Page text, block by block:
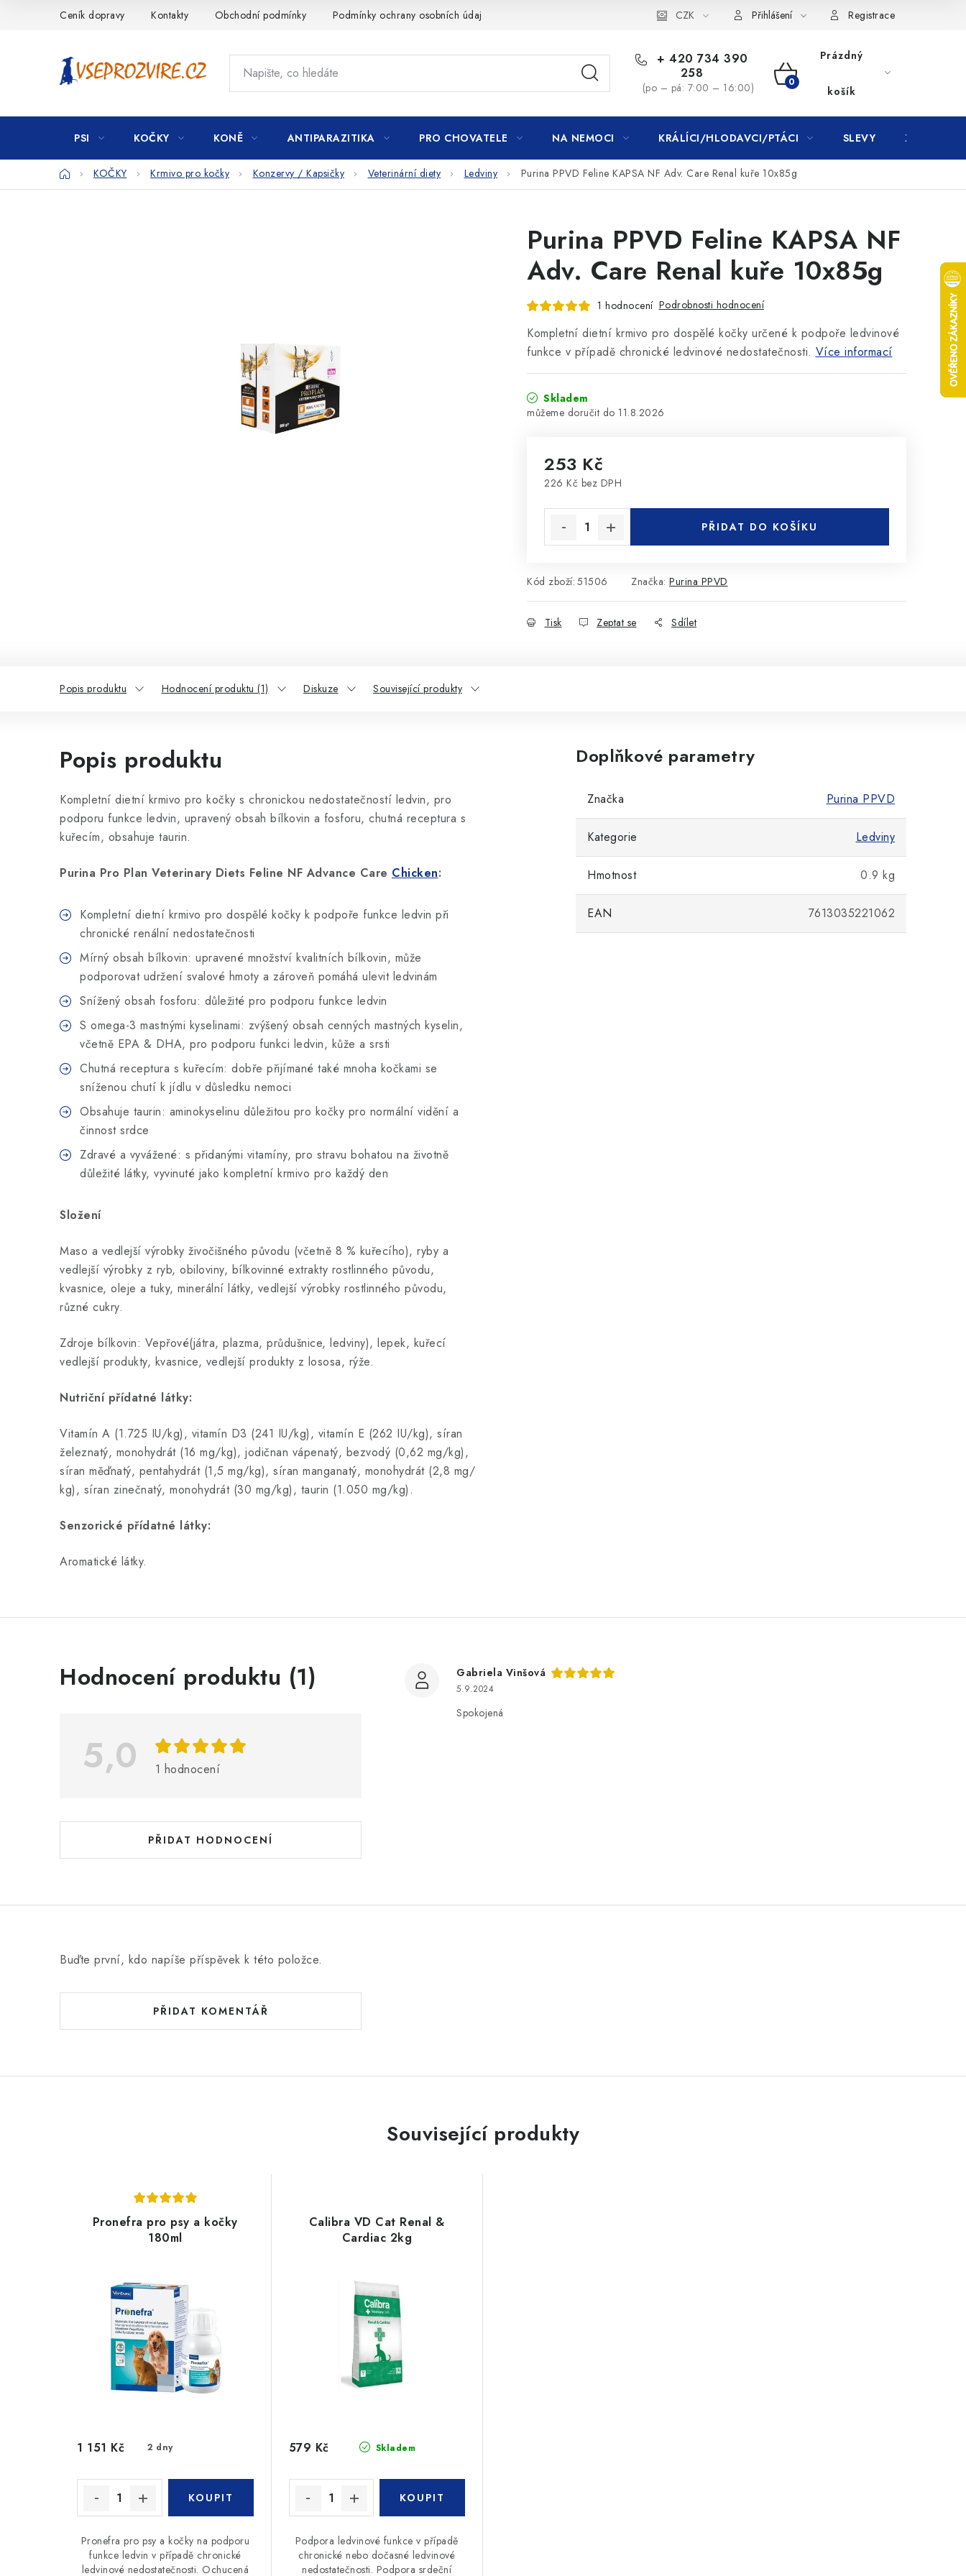
Ceník dopravy Kontakty Obchodní podmínky Podmínky ochrany osobních údajů CZK Přihlášení Registrace
+ 420 734 390
258
(po – pá: 7:00 – 16:00)
NÁKUPNÍ
KOŠÍK
Prázdný
košík
PSI KOČKY KONĚ ANTIPARAZITIKA PRO CHOVATELE NA NEMOCI KRÁLÍCI/HLODAVCI/PTÁCI SLEVY ZNAČKY
DomůKOČKY Krmivo pro kočky Konzervy / Kapsičky Veterinární diety Ledviny Purina PPVD Feline KAPSA NF Adv. Care Renal kuře 10x85g
Purina PPVD Feline KAPSA NF
Adv. Care Renal kuře 10x85g
1 hodnocení Podrobnosti hodnocení
Kompletní dietní krmivo pro dospělé kočky určené k podpoře ledvinové
funkce v případě chronické ledvinové nedostatečnosti. Více informací
Skladem
11.8.2026
253 Kč
226 Kč bez DPH
PŘIDAT DO KOŠÍKU
Kód zboží: 51506 Značka: Purina PPVD
Tisk Zeptat se Sdílet
Popis produktu Hodnocení produktu (1) Diskuze Související produkty
Popis produktu
Kompletní dietní krmivo pro kočky s chronickou nedostatečností ledvin, pro
podporu funkce ledvin, upravený obsah bílkovin a fosforu, chutná receptura s
kuřecím, obsahuje taurin.
Purina Pro Plan Veterinary Diets Feline NF Advance Care Chicken:
Kompletní dietní krmivo pro dospělé kočky k podpoře funkce ledvin při
chronické renální nedostatečnosti
Mírný obsah bílkovin: upravené množství kvalitních bílkovin, může
podporovat udržení svalové hmoty a zároveň pomáhá ulevit ledvinám
Snížený obsah fosforu: důležité pro podporu funkce ledvin
S omega-3 mastnými kyselinami: zvýšený obsah cenných mastných kyselin,
včetně EPA & DHA, pro podporu funkci ledvin, kůže a srsti
Chutná receptura s kuřecím: dobře přijímané také mnoha kočkami se
sníženou chutí k jídlu v důsledku nemoci
Obsahuje taurin: aminokyselinu důležitou pro kočky pro normální vidění a
činnost srdce
Zdravé a vyvážené: s přidanými vitamíny, pro stravu bohatou na životně
důležité látky, vyvinuté jako kompletní krmivo pro každý den
Složení
Maso a vedlejší výrobky živočišného původu (včetně 8 % kuřecího), ryby a
vedlejší výrobky z ryb, obiloviny, bílkovinné extrakty rostlinného původu,
kvasnice, oleje a tuky, minerální látky, vedlejší výrobky rostlinného původu,
různé cukry.
Zdroje bílkovin: Vepřové(játra, plazma, průdušnice, ledviny), lepek, kuřecí
vedlejší produkty, kvasnice, vedlejší produkty z lososa, rýže.
Nutriční přídatné látky:
Vitamín A (1.725 IU/kg), vitamín D3 (241 IU/kg), vitamín E (262 IU/kg), síran
železnatý, monohydrát (16 mg/kg), jodičnan vápenatý, bezvodý (0,62 mg/kg),
síran měďnatý, pentahydrát (1,5 mg/kg), síran manganatý, monohydrát (2,8 mg/
kg), síran zinečnatý, monohydrát (30 mg/kg), taurin (1.050 mg/kg).
Senzorické přídatné látky:
Aromatické látky.
Doplňkové parametry
Značka Purina PPVD
Kategorie Ledviny
Hmotnost 0.9 kg
EAN 7613035221062
Hodnocení produktu (1)
5,0 1 hodnocení
PŘIDAT HODNOCENÍ
V
o
n
c
n
Gabriela Vinšová
5.9.2024
Spokojená
Buďte první, kdo napíše příspěvek k této položce.
PŘIDAT KOMENTÁŘ
Související produkty
Pronefra pro psy a kočky
180ml
2 dny
1 151 Kč
Pronefra pro psy a kočky na podporu
funkce ledvin v případě chronické
ledvinové nedostatečnosti. Ochucená
Calibra VD Cat Renal &
Cardiac 2kg
Skladem
579 Kč
Podpora ledvinové funkce v případě
chronické nebo dočasné ledvinové
nedostatečnosti. Podpora srdeční